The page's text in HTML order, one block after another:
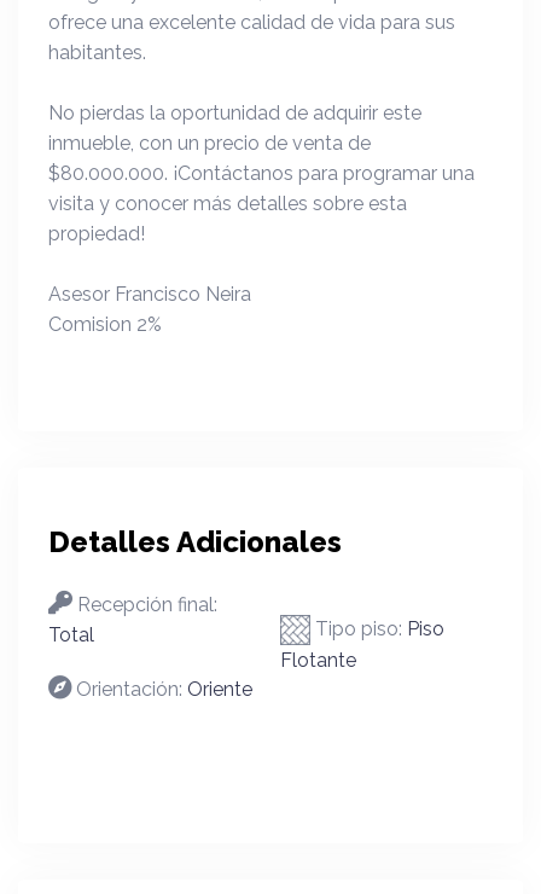
ofrece una excelente calidad de vida para sus
habitantes.
No pierdas la oportunidad de adquirir este
inmueble, con un precio de venta de
$80.000.000. ¡Contáctanos para programar una
visita y conocer más detalles sobre esta
propiedad!
Asesor Francisco Neira
Comision 2%
Detalles Adicionales
Recepción final:
Total
Orientación: Oriente
Tipo piso: Piso
Flotante